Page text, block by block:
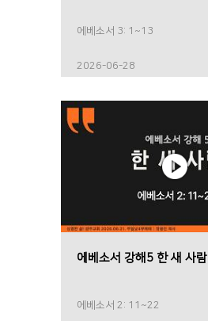
에베소서 3: 1~13
2026-06-28
에베소서 강해5 한 새 사람
에베소서 2: 11~22